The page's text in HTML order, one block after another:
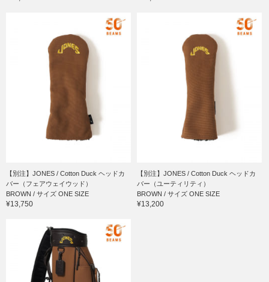
【別注】JONES / Cotton Duck ヘッドカ
バー（フェアウェイウッド）
BROWN / サイズ ONE SIZE
¥13,750
【別注】JONES / Cotton Duck ヘッドカ
バー（ユーティリティ）
BROWN / サイズ ONE SIZE
¥13,200